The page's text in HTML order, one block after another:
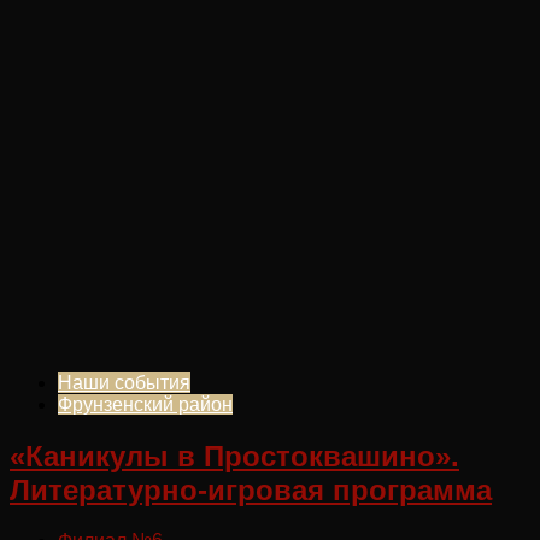
Наши события
Фрунзенский район
«Каникулы в Простоквашино».
Литературно-игровая программа